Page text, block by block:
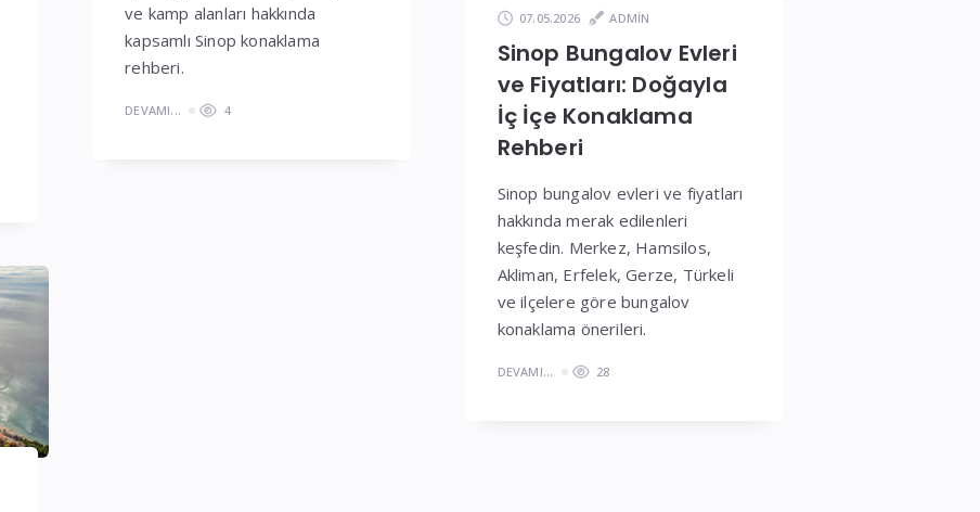
ve kamp alanları hakkında
kapsamlı Sinop konaklama
rehberi.
DEVAMI... 4
07.05.2026 ADMIN
Sinop Bungalov Evleri
ve Fiyatları: Doğayla
İç İçe Konaklama
Rehberi
Sinop bungalov evleri ve fiyatları
hakkında merak edilenleri
keşfedin. Merkez, Hamsilos,
Akliman, Erfelek, Gerze, Türkeli
ve ilçelere göre bungalov
konaklama önerileri.
DEVAMI... 28